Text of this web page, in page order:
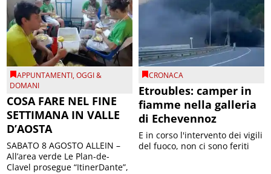
APPUNTAMENTI,OGGI &
DOMANI
COSA FARE NEL FINE
SETTIMANA IN VALLE
D’AOSTA
SABATO 8 AGOSTO ALLEIN –
All’area verde Le Plan-de-
Clavel prosegue “ItinerDante”,
CRONACA
Etroubles: camper in
fiamme nella galleria
di Echevennoz
E in corso l'intervento dei vigili
del fuoco, non ci sono feriti